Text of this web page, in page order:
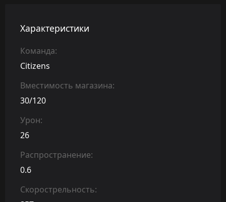
Характеристики
Команда:
Citizens
Вместимость магазина:
30/120
Урон:
26
Распространение:
0.6
Скорострельность: